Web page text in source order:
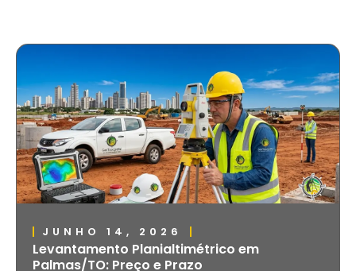
JUNHO 14, 2026
Levantamento Planialtimétrico em
Palmas/TO: Preço e Prazo